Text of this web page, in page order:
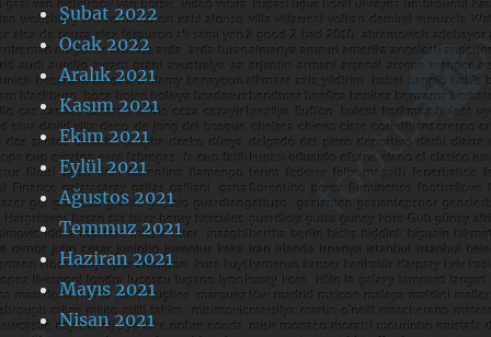
Şubat 2022
Ocak 2022
Aralık 2021
Kasım 2021
Ekim 2021
Eylül 2021
Ağustos 2021
Temmuz 2021
Haziran 2021
Mayıs 2021
Nisan 2021